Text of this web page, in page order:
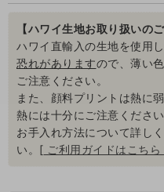
【ハワイ生地お取り扱いのご
ハワイ直輸入の生地を使用
恐れがありますので、薄い
ご注意ください。
また、顔料プリントは熱に
熱には十分にご注意ください
お手入れ方法について詳し
い。[ ご利用ガイドはこちら